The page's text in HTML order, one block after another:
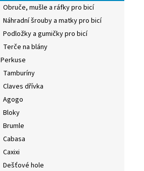
Obruče, mušle a ráfky pro bicí
Náhradní šrouby a matky pro bicí
Podložky a gumičky pro bicí
Terče na blány
Perkuse
Tamburíny
Claves dřívka
Agogo
Bloky
Brumle
Cabasa
Caxixi
Dešťové hole